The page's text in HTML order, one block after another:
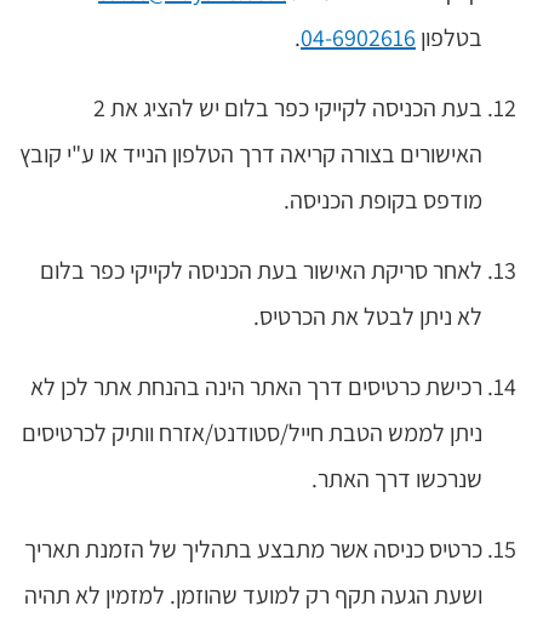
בטלפון 04-6902616
.
בעת הכניסה לקייקי כפר בלום יש להציג את 2
האישורים בצורה קריאה דרך הטלפון הנייד או ע"י קובץ
מודפס בקופת הכניסה.
לאחר סריקת האישור בעת הכניסה לקייקי כפר בלום
לא ניתן לבטל את הכרטיס.
רכישת כרטיסים דרך האתר הינה בהנחת אתר לכן לא
ניתן לממש הטבת חייל/סטודנט/אזרח וותיק לכרטיסים
שנרכשו דרך האתר.
כרטיס כניסה אשר מתבצע בתהליך של הזמנת תאריך
ושעת הגעה תקף רק למועד שהוזמן. למזמין לא תהיה